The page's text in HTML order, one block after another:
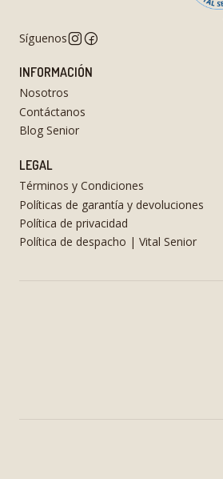
Síguenos
INFORMACIÓN
Nosotros
Contáctanos
Blog Senior
LEGAL
Términos y Condiciones
Políticas de garantía y devoluciones
Política de privacidad
Política de despacho | Vital Senior